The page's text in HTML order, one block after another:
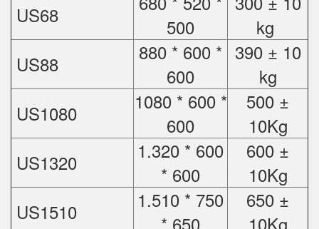
US68
500
kg
US88
880 * 600 *
600
390 ± 10
kg
US1080
1080 * 600 *
600
500 ±
10Kg
US1320
1.320 * 600
* 600
600 ±
10Kg
US1510
1.510 * 750
* 650
650 ±
10Kg